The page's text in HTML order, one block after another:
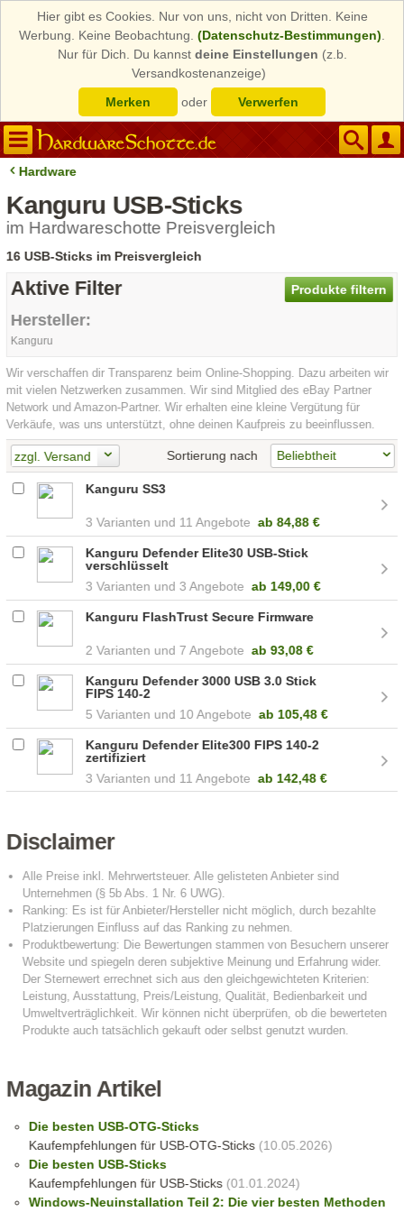
Hier gibt es Cookies. Nur von uns, nicht von Dritten. Keine
Werbung. Keine Beobachtung. (Datenschutz-Bestimmungen)
Nur für Dich. Du kannst deine Einstellungen (z.b.
Versandkostenanzeige)
Merken
oder Verwerfen
Hardware
Kanguru USB-Sticks
im Hardwareschotte Preisvergleich
16 USB-Sticks im Preisvergleich
Produkte filtern
Aktive Filter
Hersteller:
Kanguru
Wir verschaffen dir Transparenz beim Online-Shopping. Dazu arbeiten wir
mit vielen Netzwerken zusammen. Wir sind Mitglied des eBay Partner
Network und Amazon-Partner. Wir erhalten eine kleine Vergütung für
Verkäufe, was uns unterstützt, ohne deinen Kaufpreis zu beeinflussen.
zzgl. Versand Sortierung nach
Kanguru SS3
3 11 Angebote ab 84,88 €
Kanguru Defender Elite30 USB-Stick
verschlüsselt
3
3 Angebote ab 149,00 €
Kanguru FlashTrust Secure Firmware
2 7 Angebote ab 93,08 €
Kanguru Defender 3000 USB 3.0 Stick
FIPS 140-2
5
10 Angebote ab 105,48 €
Kanguru Defender Elite300 FIPS 140-2
zertifiziert
3
11 Angebote ab 142,48 €
Disclaimer
Magazin Artikel
Die besten USB-OTG-Sticks
Kaufempfehlungen für USB-OTG-Sticks(10.05.2026)
Die besten USB-Sticks
Kaufempfehlungen für USB-Sticks(01.01.2024)
Windows-Neuinstallation Teil 2: Die vier besten Methoden